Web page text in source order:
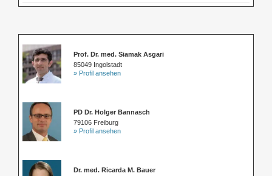
Prof. Dr. med. Siamak Asgari
85049 Ingolstadt
» Profil ansehen
PD Dr. Holger Bannasch
79106 Freiburg
» Profil ansehen
Dr. med. Ricarda M. Bauer